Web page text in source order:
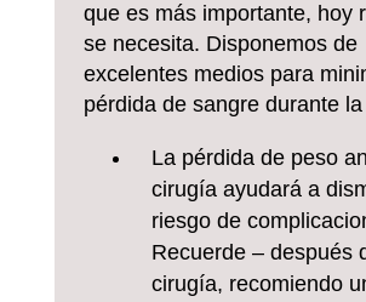
que es más importante, hoy
se necesita. Disponemos de
excelentes medios para
pérdida de sangre durante
La pérdida de peso
cirugía ayudará a
riesgo de
Recuerde – después
cirugía, recomiendo